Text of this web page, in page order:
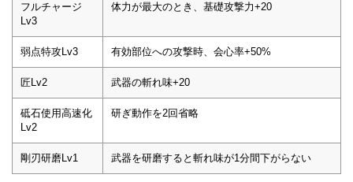
フルチャージ
Lv3
体力が最大のとき、基礎攻撃力+20
弱点特攻Lv3 有効部位への攻撃時、会心率+50%
匠Lv2 武器の斬れ味+20
砥石使用高速化
Lv2
研ぎ動作を2回省略
剛刃研磨Lv1 武器を研磨すると斬れ味が1分間下がらない